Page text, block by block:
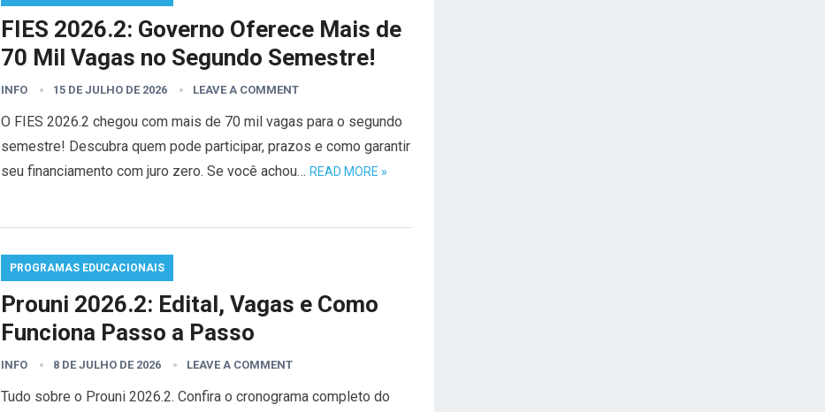
FIES 2026.2: Governo Oferece Mais de
70 Mil Vagas no Segundo Semestre!
INFO 15 DE JULHO DE 2026 LEAVE A COMMENT
O FIES 2026.2 chegou com mais de 70 mil vagas para o segundo
semestre! Descubra quem pode participar, prazos e como garantir
seu financiamento com juro zero. Se você achou… READ MORE »
PROGRAMAS EDUCACIONAIS
Prouni 2026.2: Edital, Vagas e Como
Funciona Passo a Passo
INFO 8 DE JULHO DE 2026 LEAVE A COMMENT
Tudo sobre o Prouni 2026.2. Confira o cronograma completo do